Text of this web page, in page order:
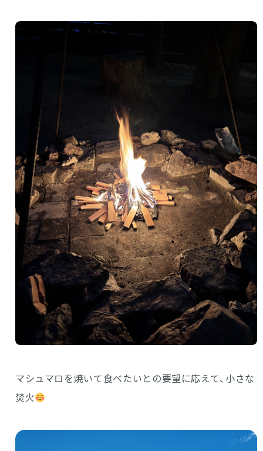
マシュマロを焼いて食べたいとの要望に応えて、小さな
焚火